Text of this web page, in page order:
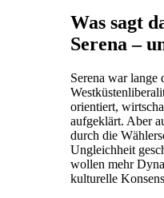
Was sagt
Serena –
Serena war lange
orientiert,
aufgeklärt. Aber
durch die
Ungleichheit
wollen mehr
kulturelle